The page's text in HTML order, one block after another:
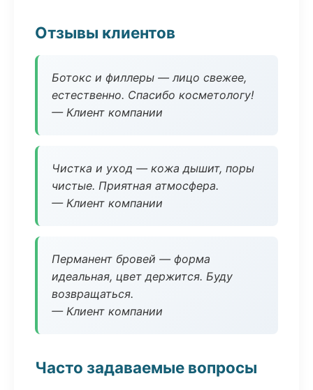
Отзывы клиентов
Ботокс и филлеры — лицо свежее,
естественно. Спасибо косметологу!
— Клиент компании
Чистка и уход — кожа дышит, поры
чистые. Приятная атмосфера.
— Клиент компании
Перманент бровей — форма
идеальная, цвет держится. Буду
возвращаться.
— Клиент компании
Часто задаваемые вопросы